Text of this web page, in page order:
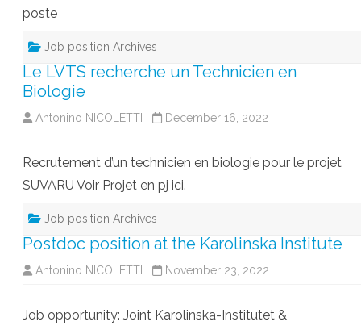
poste
Job position Archives
Le LVTS recherche un Technicien en
Biologie
Antonino NICOLETTI December 16, 2022
Recrutement d’un technicien en biologie pour le projet
SUVARU Voir Projet en pj ici.
Job position Archives
Postdoc position at the Karolinska Institute
Antonino NICOLETTI November 23, 2022
Job opportunity: Joint Karolinska-Institutet &